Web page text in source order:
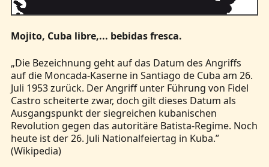
Mojito, Cuba libre,... bebidas fresca.
„Die Bezeichnung geht auf das Datum des Angriffs
auf die Moncada-Kaserne in Santiago de Cuba am 26.
Juli 1953 zurück. Der Angriff unter Führung von Fidel
Castro scheiterte zwar, doch gilt dieses Datum als
Ausgangspunkt der siegreichen kubanischen
Revolution gegen das autoritäre Batista-Regime. Noch
heute ist der 26. Juli Nationalfeiertag in Kuba.”
(Wikipedia)